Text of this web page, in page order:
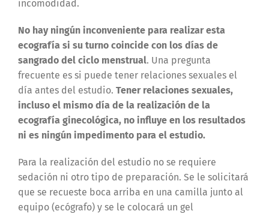
incomodidad.
No hay ningún inconveniente para realizar esta
ecografía si su turno coincide con los días de
sangrado del ciclo menstrual. Una pregunta
frecuente es si puede tener relaciones sexuales el
día antes del estudio. Tener relaciones sexuales,
incluso el mismo día de la realización de la
ecografía ginecológica, no influye en los resultados
ni es ningún impedimento para el estudio.
Para la realización del estudio no se requiere
sedación ni otro tipo de preparación. Se le solicitará
que se recueste boca arriba en una camilla junto al
equipo (ecógrafo) y se le colocará un gel